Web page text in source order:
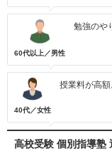
60代以上／男性
勉強のや
40代／女性
授業料が高額
高校受験 個別指導塾